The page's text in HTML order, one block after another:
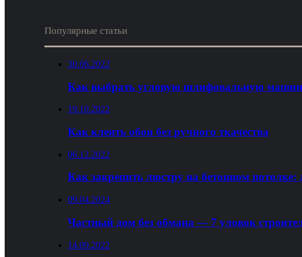
Популярные статьи
30.06.2022
Как выбрать угловую шлифовальную
19.10.2022
Как клеить обои без ручного ткачества
06.12.2022
Как закрепить люстру на бетонном
09.04.2024
Частный дом без обмана — 7 уловок
14.09.2022